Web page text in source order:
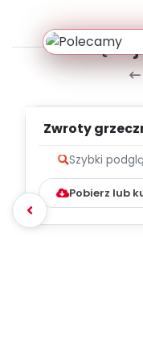
Więcej
Zwroty
Szybki
Pobierz lub